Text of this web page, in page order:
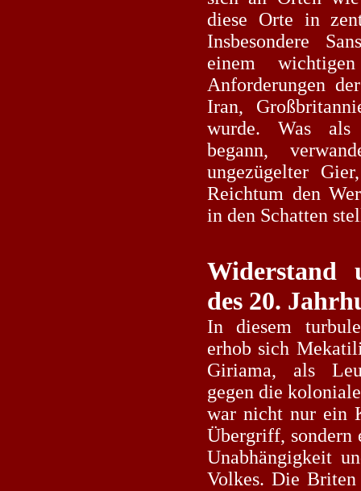
diese Orte in
Insbesondere
einem
Anforderungen
Iran,
wurde. Was als
begann,
ungezügelter
Reichtum den
in den Schatten
Widerstand
des 20.
In diesem
erhob sich
Giriama, als
gegen die
war nicht nur ein
Übergriff,
Unabhängigkeit
Volkes. Die